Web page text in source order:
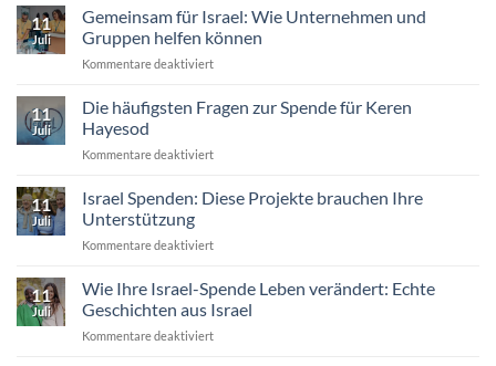
Einstieg
unterstützen:
Welche
Hilfe
jetzt
gebraucht
wird
11
Juli
Gemeinsam für Israel: Wie Unternehmen und
Gruppen helfen können
Kommentare deaktiviertfür
Israel:
Unternehmen
Gruppen
11
Juli
Die häufigsten Fragen zur Spende für Keren
Hayesod
Kommentare deaktiviertfür
häufigsten
Fragen
Spende
Keren
Hayesod
11
Juli
Israel Spenden: Diese Projekte brauchen Ihre
Unterstützung
Kommentare deaktiviertfür
Spenden:
Diese
Projekte
brauchen
11
Juli
Wie Ihre Israel-Spende Leben verändert: Echte
Geschichten aus Israel
Kommentare deaktiviertfür